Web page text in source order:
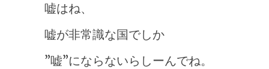
嘘はね、
嘘が非常識な国でしか
”嘘”にならないらしーんでね。